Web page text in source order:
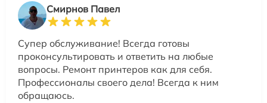
Смирнов Павел
Супер обслуживание! Всегда готовы
проконсультировать и ответить на любые
вопросы. Ремонт принтеров как для себя.
Профессионалы своего дела! Всегда к ним
обращаюсь.